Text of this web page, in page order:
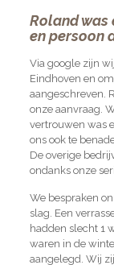
Roland was
en persoon
Via google zijn
Eindhoven en
aangeschreven.
onze aanvraag.
vertrouwen was
ons ook te
De overige
ondanks onze
We bespraken
slag. Een
hadden slecht 1
waren in de
aangelegd. Wij